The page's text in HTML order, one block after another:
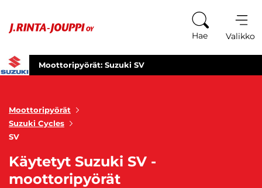
Hae Valikko
Moottoripyörät: Suzuki SV
Moottoripyörät
Suzuki Cycles
SV
Käytetyt Suzuki SV -
moottoripyörät